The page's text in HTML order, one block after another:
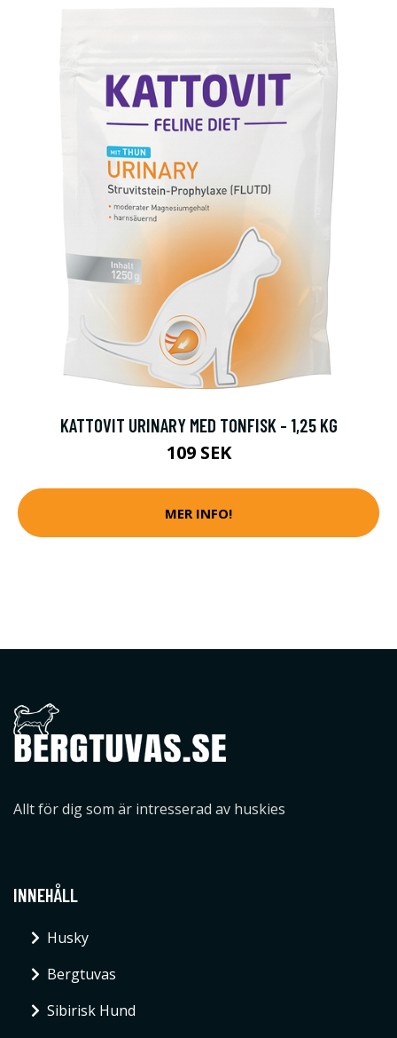
KATTOVIT URINARY MED TONFISK - 1,25 KG
109 SEK
MER INFO!
Allt för dig som är intresserad av huskies
INNEHÅLL
Husky
Bergtuvas
Sibirisk Hund